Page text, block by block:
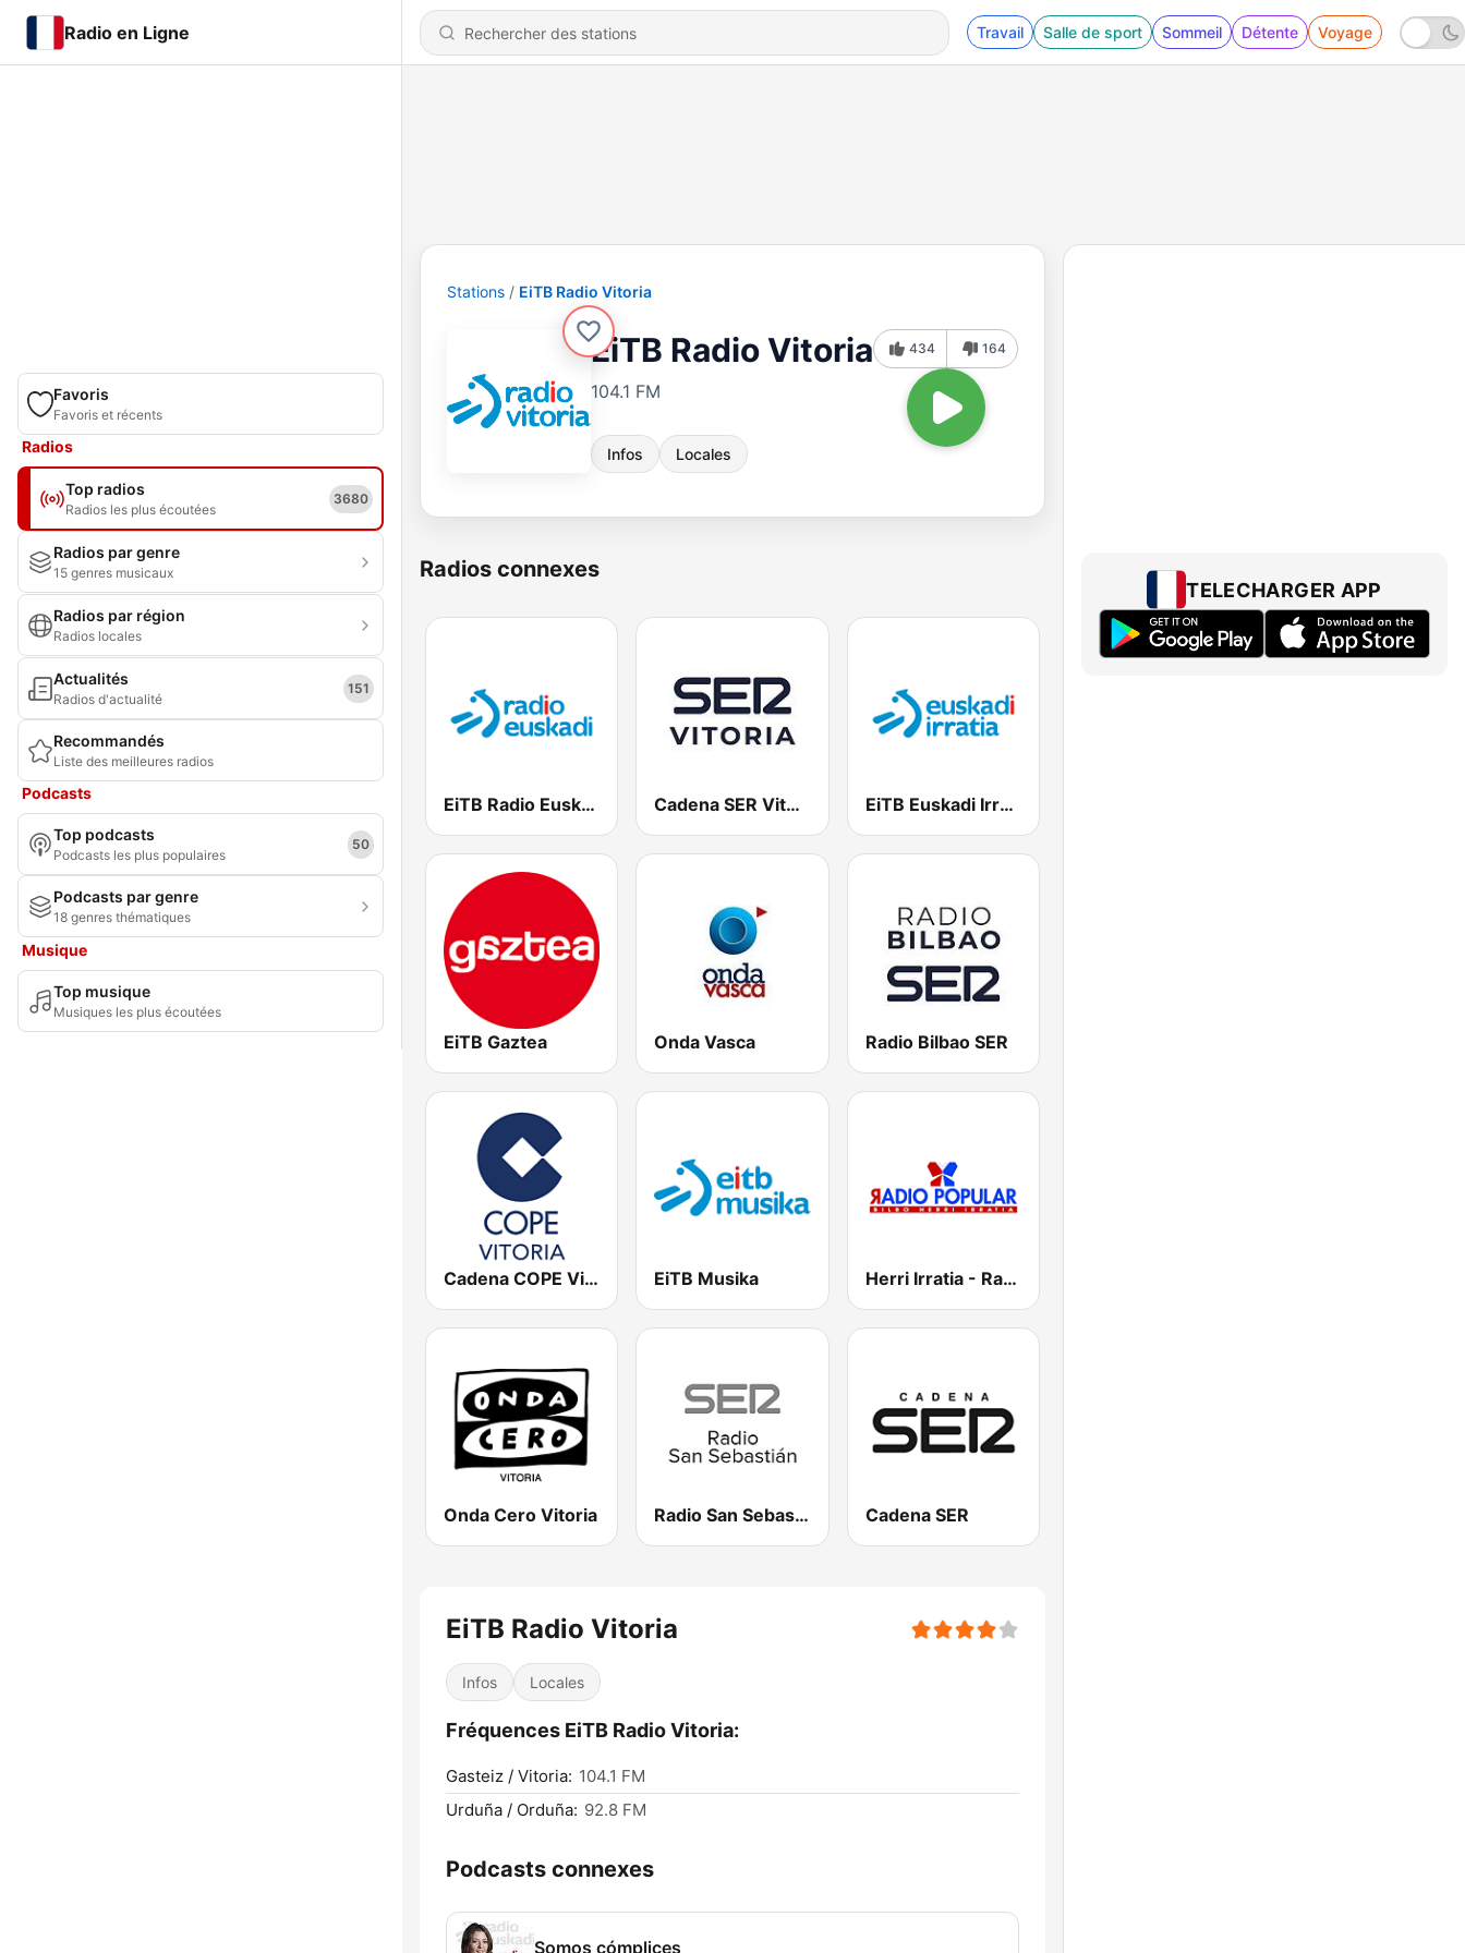
Radio en Ligne Travail Salle de sport Sommeil Détente Voyage
Favoris
Favoris et récents
Radios
Top radios
Radios les plus écoutées
3680
Radios par genre
15 genres musicaux
Radios par région
Radios locales
Actualités
Radios d'actualité
151
Recommandés
Liste des meilleures radios
Podcasts
Top podcasts
Podcasts les plus populaires
50
Podcasts par genre
18 genres thématiques
Musique
Top musique
Musiques les plus écoutées
Stations EiTB Radio Vitoria
EiTB Radio Vitoria
104.1 FM
Infos Locales
434 164
Radios connexes
EiTB Radio Euskadi Cadena SER Vitoria EiTB Euskadi Irratia
EiTB Gaztea Onda Vasca Radio Bilbao SER
Cadena COPE Vitoria EiTB Musika Herri Irratia - Radio Popular
Onda Cero Vitoria Radio San Sebastián SER Cadena SER
EiTB Radio Vitoria
Infos Locales
Fréquences EiTB Radio Vitoria:
Gasteiz / Vitoria: 104.1 FM
Urduña / Orduña: 92.8 FM
Podcasts connexes
Somos cómplices
TELECHARGER APP